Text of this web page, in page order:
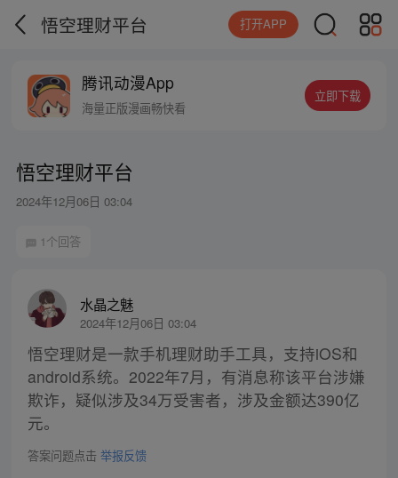
悟空理财平台 打开APP
腾讯动漫App
海量正版漫画畅快看
立即下载
悟空理财平台
2024年12月06日 03:04
1个回答
水晶之魅
2024年12月06日 03:04
悟空理财是一款手机理财助手工具，支持iOS和
android系统。2022年7月，有消息称该平台涉嫌
欺诈，疑似涉及34万受害者，涉及金额达390亿
元。
答案问题点击 举报反馈